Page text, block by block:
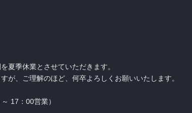
夏季休業とさせていただきます。
が、ご理解のほど、何卒よろしくお願いいたします。
17：00営業）